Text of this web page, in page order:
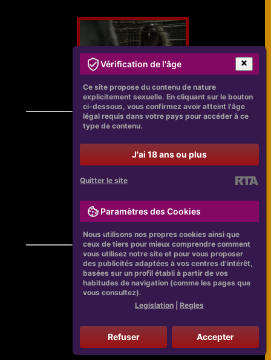
Vérification de l'âge
Ce site propose du contenu de nature
explicitement sexuelle. En cliquant sur le bouton
ci-dessous, vous confirmez avoir atteint l'âge
légal requis dans votre pays pour accéder à ce
type de contenu.
J'ai 18 ans ou plus
Quitter le site
Paramètres des Cookies
Nous utilisons nos propres cookies ainsi que
ceux de tiers pour mieux comprendre comment
vous utilisez notre site et pour vous proposer
des publicités adaptées à vos centres d'intérêt,
basées sur un profil établi à partir de vos
habitudes de navigation (comme les pages que
vous consultez).
Legislation
Regles
Refuser Accepter